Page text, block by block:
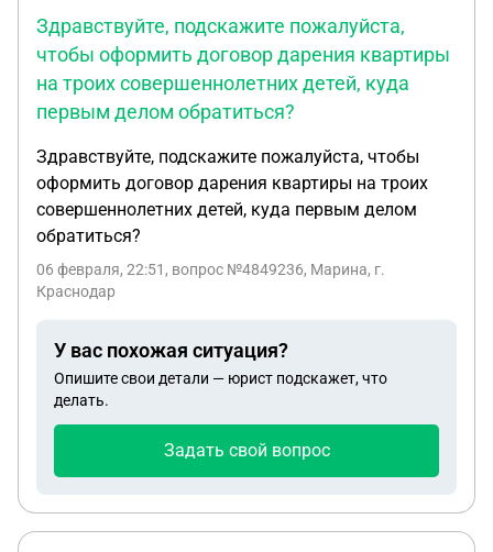
Здравствуйте, подскажите пожалуйста,
чтобы оформить договор дарения квартиры
на троих совершеннолетних детей, куда
первым делом обратиться?
Здравствуйте, подскажите пожалуйста, чтобы
оформить договор дарения квартиры на троих
совершеннолетних детей, куда первым делом
обратиться?
06 февраля, 22:51 , вопрос №4849236, Марина, г.
Краснодар
У вас похожая ситуация?
Опишите свои детали — юрист подскажет, что
делать.
Задать свой вопрос